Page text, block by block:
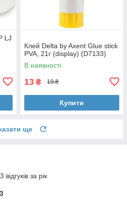
LJ
Клей Delta by Axent Glue stick
PVA, 21г (display) (D7133)
В наявності
13 ₴ 19 ₴
Купити
ще
за рік